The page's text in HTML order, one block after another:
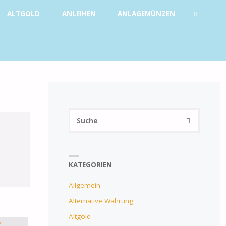
ALTGOLD ANLEIHEN ANLAGEMÜNZEN
SUCHE
KATEGORIEN
Allgemein
Alternative Währung
Altgold